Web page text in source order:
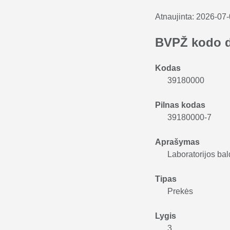
Atnaujinta: 2026-
BVPŽ kodo
Kodas
39180000
Pilnas kodas
39180000-7
Aprašymas
Laboratorijos
Tipas
Prekės
Lygis
3